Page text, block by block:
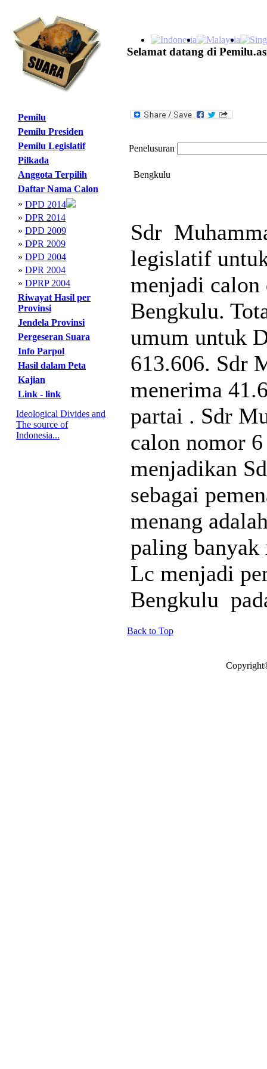
Selamat datang di
Pemilu
Pemilu Presiden
Pemilu Legislatif
Pilkada
Anggota Terpilih
Daftar Nama Calon
» DPD 2014
» DPR 2014
» DPD 2009
» DPR 2009
» DPD 2004
» DPR 2004
» DPRP 2004
Riwayat Hasil per
Provinsi
Jendela Provinsi
Pergeseran Suara
Info Parpol
Hasil dalam Peta
Kajian
Link - link
Ideological Divides and
The source of
Indonesia...
Penelusuran
Bengkulu
Sdr
legislatif
menjadi
Bengkulu.
umum untuk
613.606. Sdr
menerima
partai . Sdr
calon nomor
menjadikan
sebagai
menang
paling banyak
Lc menjadi
Bengkulu
Back to Top